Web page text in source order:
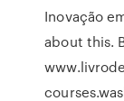
Inovação
about this.